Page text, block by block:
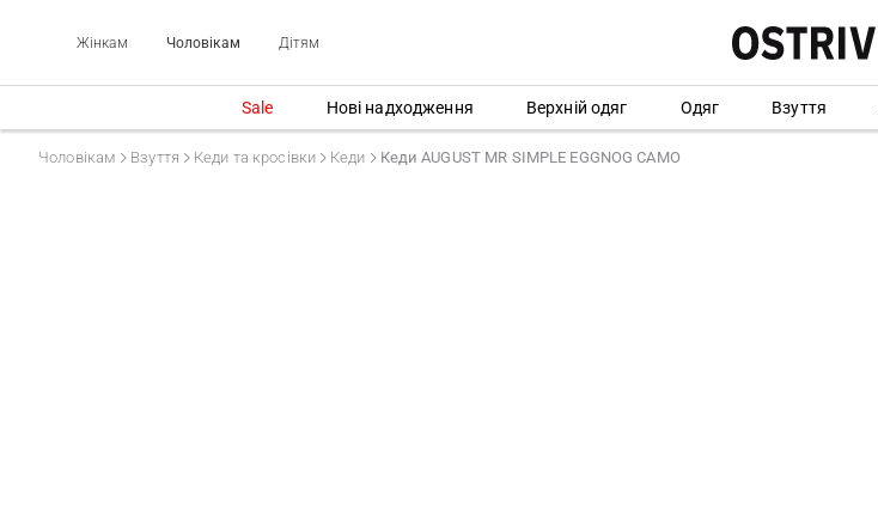
Жінкам Чоловікам Дітям
Sale Нові надходження Верхній одяг Одяг Взуття
Чоловікам Взуття Кеди та кросівки Кеди Кеди AUGUST MR SIMPLE EGGNOG CAMO